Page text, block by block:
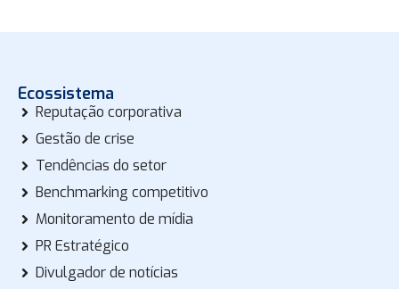
Ecossistema
Reputação corporativa
Gestão de crise
Tendências do setor
Benchmarking competitivo
Monitoramento de mídia
PR Estratégico
Divulgador de notícias